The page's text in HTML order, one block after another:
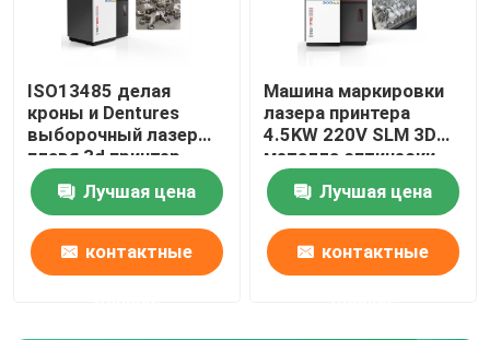
ISO13485 делая
кроны и Dentures
выборочный лазер
плавя 3d принтер
Dual200
Лучшая цена
контактные
Машина маркировки
лазера принтера
4.5KW 220V SLM 3D
металла оптически
Лучшая цена
контактные